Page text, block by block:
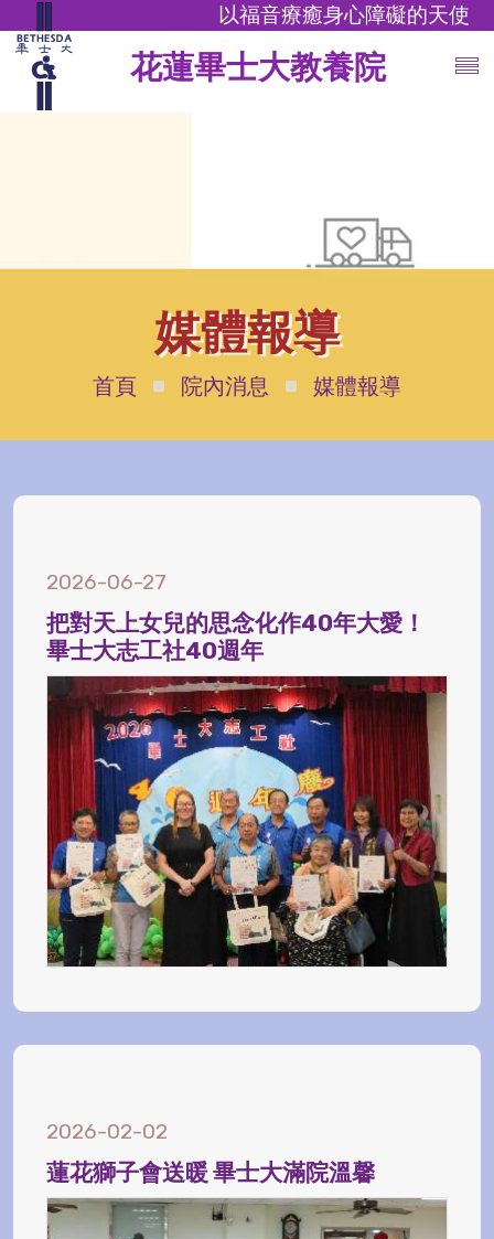
以福音療癒身心障礙的天使
花蓮畢士大教養院
媒體報導
首頁 院內消息 媒體報導
2026-06-27
把對天上女兒的思念化作40年大愛！
畢士大志工社40週年
2026-02-02
蓮花獅子會送暖 畢士大滿院溫馨